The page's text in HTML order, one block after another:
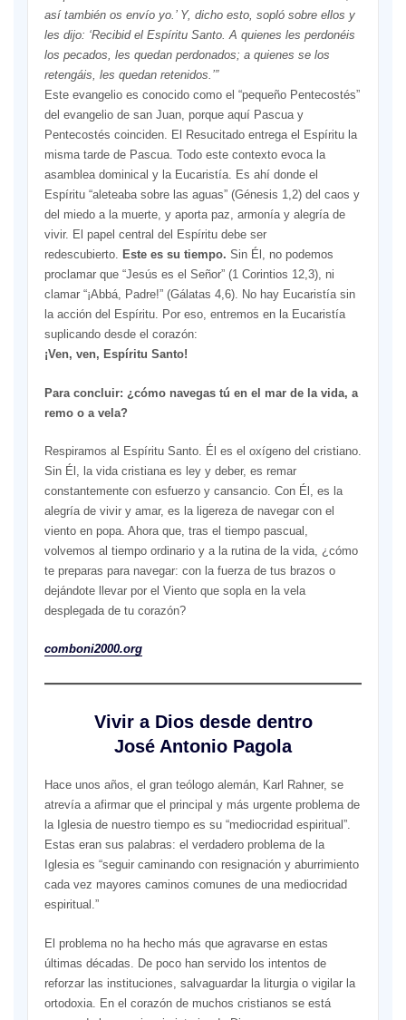
así también os envío yo.’ Y, dicho esto, sopló sobre ellos y
les dijo: ‘Recibid el Espíritu Santo. A quienes les perdonéis
los pecados, les quedan perdonados; a quienes se los
retengáis, les quedan retenidos.’”
Este evangelio es conocido como el “pequeño Pentecostés”
del evangelio de san Juan, porque aquí Pascua y
Pentecostés coinciden. El Resucitado entrega el Espíritu la
misma tarde de Pascua. Todo este contexto evoca la
asamblea dominical y la Eucaristía. Es ahí donde el
Espíritu “aleteaba sobre las aguas” (Génesis 1,2) del caos y
del miedo a la muerte, y aporta paz, armonía y alegría de
vivir. El papel central del Espíritu debe ser
redescubierto. Este es su tiempo. Sin Él, no podemos
proclamar que “Jesús es el Señor” (1 Corintios 12,3), ni
clamar “¡Abbá, Padre!” (Gálatas 4,6). No hay Eucaristía sin
la acción del Espíritu. Por eso, entremos en la Eucaristía
suplicando desde el corazón:
¡Ven, ven, Espíritu Santo!
Para concluir: ¿cómo navegas tú en el mar de la vida, a
remo o a vela?
Respiramos al Espíritu Santo. Él es el oxígeno del cristiano.
Sin Él, la vida cristiana es ley y deber, es remar
constantemente con esfuerzo y cansancio. Con Él, es la
alegría de vivir y amar, es la ligereza de navegar con el
viento en popa. Ahora que, tras el tiempo pascual,
volvemos al tiempo ordinario y a la rutina de la vida, ¿cómo
te preparas para navegar: con la fuerza de tus brazos o
dejándote llevar por el Viento que sopla en la vela
desplegada de tu corazón?
comboni2000.org
Vivir a Dios desde dentro
José Antonio Pagola
Hace unos años, el gran teólogo alemán, Karl Rahner, se
atrevía a afirmar que el principal y más urgente problema de
la Iglesia de nuestro tiempo es su “mediocridad espiritual”.
Estas eran sus palabras: el verdadero problema de la
Iglesia es “seguir caminando con resignación y aburrimiento
cada vez mayores caminos comunes de una mediocridad
espiritual.”
El problema no ha hecho más que agravarse en estas
últimas décadas. De poco han servido los intentos de
reforzar las instituciones, salvaguardar la liturgia o vigilar la
ortodoxia. En el corazón de muchos cristianos se está